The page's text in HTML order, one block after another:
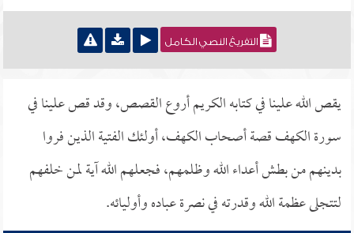
التفريغ النصي الكامل
يقص الله علينا في كتابه الكريم أروع القصص، وقد قص علينا في
سورة الكهف قصة أصحاب الكهف، أولئك الفتية الذين فروا
بدينهم من بطش أعداء الله وظلمهم، فجعلهم الله آية لمن خلفهم
لتتجلى عظمة الله وقدرته في نصرة عباده وأوليائه.